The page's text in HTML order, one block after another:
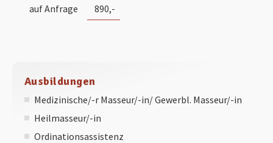
auf Anfrage 890,-
Ausbildungen
Medizinische/-r Masseur/-in/ Gewerbl. Masseur/-in
Heilmasseur/-in
Ordinationsassistenz